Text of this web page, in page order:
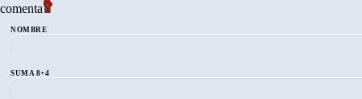
comenta
NOMBRE
SUMA 8+4